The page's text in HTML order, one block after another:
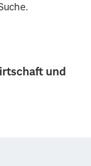
und